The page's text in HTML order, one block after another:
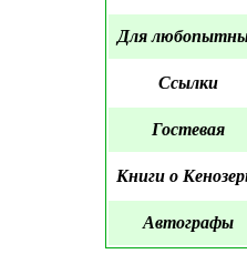
Для
Ссылки
Гостевая
Книги о
Автографы